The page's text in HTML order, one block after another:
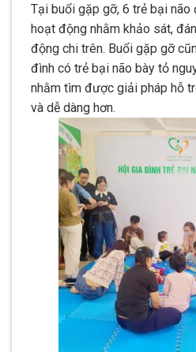
Tại buổi gặp gỡ, 6 trẻ bại não
hoạt động nhằm khảo sát,
động chi trên. Buổi gặp gỡ
đình có trẻ bại não bày tỏ
nhằm tìm được giải pháp hỗ
và dễ dàng hơn.